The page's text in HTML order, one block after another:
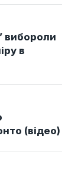
вибороли
в
(відео)